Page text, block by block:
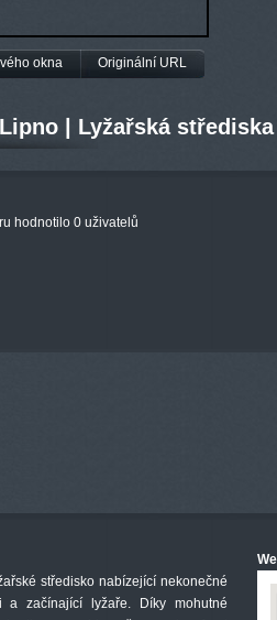
okna Originální URL
| Lyžařská střediska
hodnotilo 0 uživatelů
středisko nabízející nekonečné
začínající lyžaře. Díky mohutné